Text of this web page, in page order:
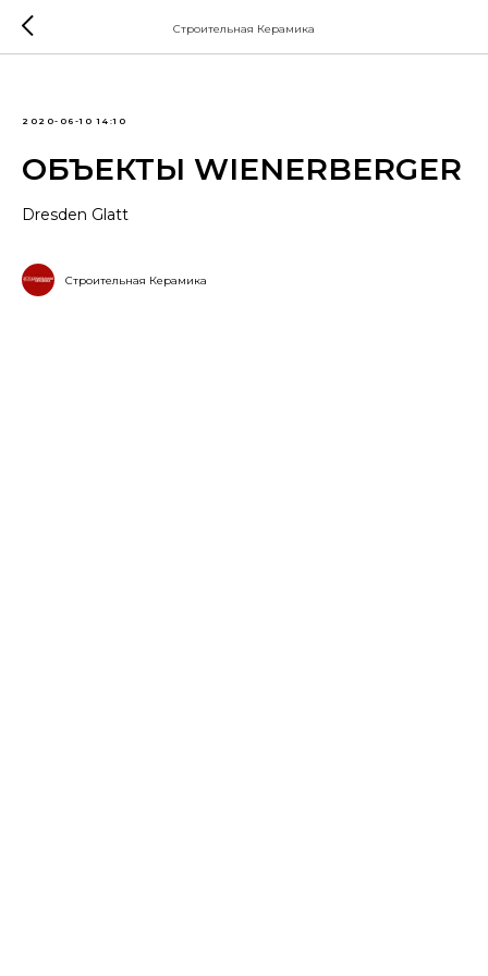
Строительная Керамика
2020-06-10 14:10
ОБЪЕКТЫ WIENERBERGER
Dresden Glatt
Строительная Керамика